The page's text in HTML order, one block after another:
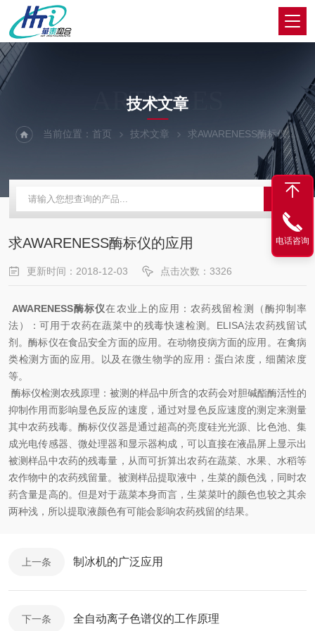
ARTICLES
技术文章
当前位置：首页 技术文章 求AWARENESS酶标仪的应用
求AWARENESS酶标仪的应用
更新时间：2018-12-03 点击次数：3326
AWARENESS酶标仪在农业上的应用：农药残留检测（酶抑制率
法）：可用于农药在蔬菜中的残毒快速检测。ELISA法农药残留试
剂。酶标仪在食品安全方面的应用。在动物疫病方面的应用。在禽病
类检测方面的应用。以及在微生物学的应用：蛋白浓度，细菌浓度
等。
酶标仪检测农残原理：被测的样品中所含的农药会对胆碱酯酶活性的
抑制作用而影响显色反应的速度，通过对显色反应速度的测定来测量
其中农药残毒。酶标仪仪器是通过超高的亮度硅光光源、比色池、集
成光电传感器、微处理器和显示器构成，可以直接在液晶屏上显示出
被测样品中农药的残毒量，从而可折算出农药在蔬菜、水果、水稻等
农作物中的农药残留量。被测样品提取液中，生菜的颜色浅，同时农
药含量是高的。但是对于蔬菜本身而言，生菜菜叶的颜色也较之其余
两种浅，所以提取液颜色有可能会影响农药残留的结果。
上一条 制冰机的广泛应用
下一条 全自动离子色谱仪的工作原理
电话咨询